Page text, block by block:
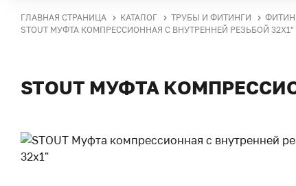
ГЛАВНАЯ СТРАНИЦА КАТАЛОГ ТРУБЫ И ФИТИНГИ
STOUT МУФТА КОМПРЕССИОННАЯ С ВНУТРЕННЕЙ РЕЗЬБОЙ 32Х1"
STOUT МУФТА